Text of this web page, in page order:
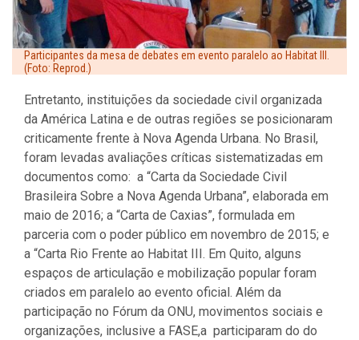
Participantes da mesa de debates em evento paralelo ao Habitat III.
(Foto: Reprod.)
Entretanto, instituições da sociedade civil organizada
da América Latina e de outras regiões se posicionaram
criticamente frente à Nova Agenda Urbana. No Brasil,
foram levadas avaliações críticas sistematizadas em
documentos como: a “Carta da Sociedade Civil
Brasileira Sobre a Nova Agenda Urbana”, elaborada em
maio de 2016; a “Carta de Caxias”, formulada em
parceria com o poder público em novembro de 2015; e
a “Carta Rio Frente ao Habitat III. Em Quito, alguns
espaços de articulação e mobilização popular foram
criados em paralelo ao evento oficial. Além da
participação no Fórum da ONU, movimentos sociais e
organizações, inclusive a FASE,a participaram do do